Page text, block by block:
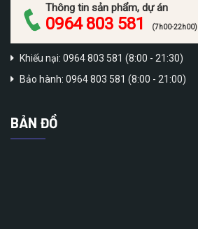
Thông tin sản phẩm, dự án
0964 803 581 (7h00-22h00)
Khiếu nại: 0964 803 581 (8:00 - 21:30)
Bảo hành: 0964 803 581 (8:00 - 21:00)
BẢN ĐỒ